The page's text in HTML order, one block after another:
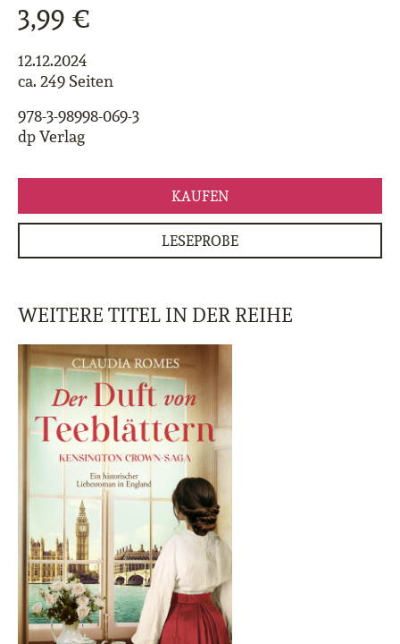
3,99 €
12.12.2024
ca. 249 Seiten
978-3-98998-069-3
dp Verlag
KAUFEN
LESEPROBE
WEITERE TITEL IN DER REIHE